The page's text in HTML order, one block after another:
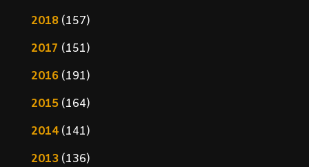
2018(157)
2017 (151)
2016(191)
2015(164)
2014(141)
2013(136)